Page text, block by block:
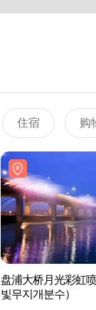
住宿 购
盘浦大桥月光彩虹
빛무지개분수）